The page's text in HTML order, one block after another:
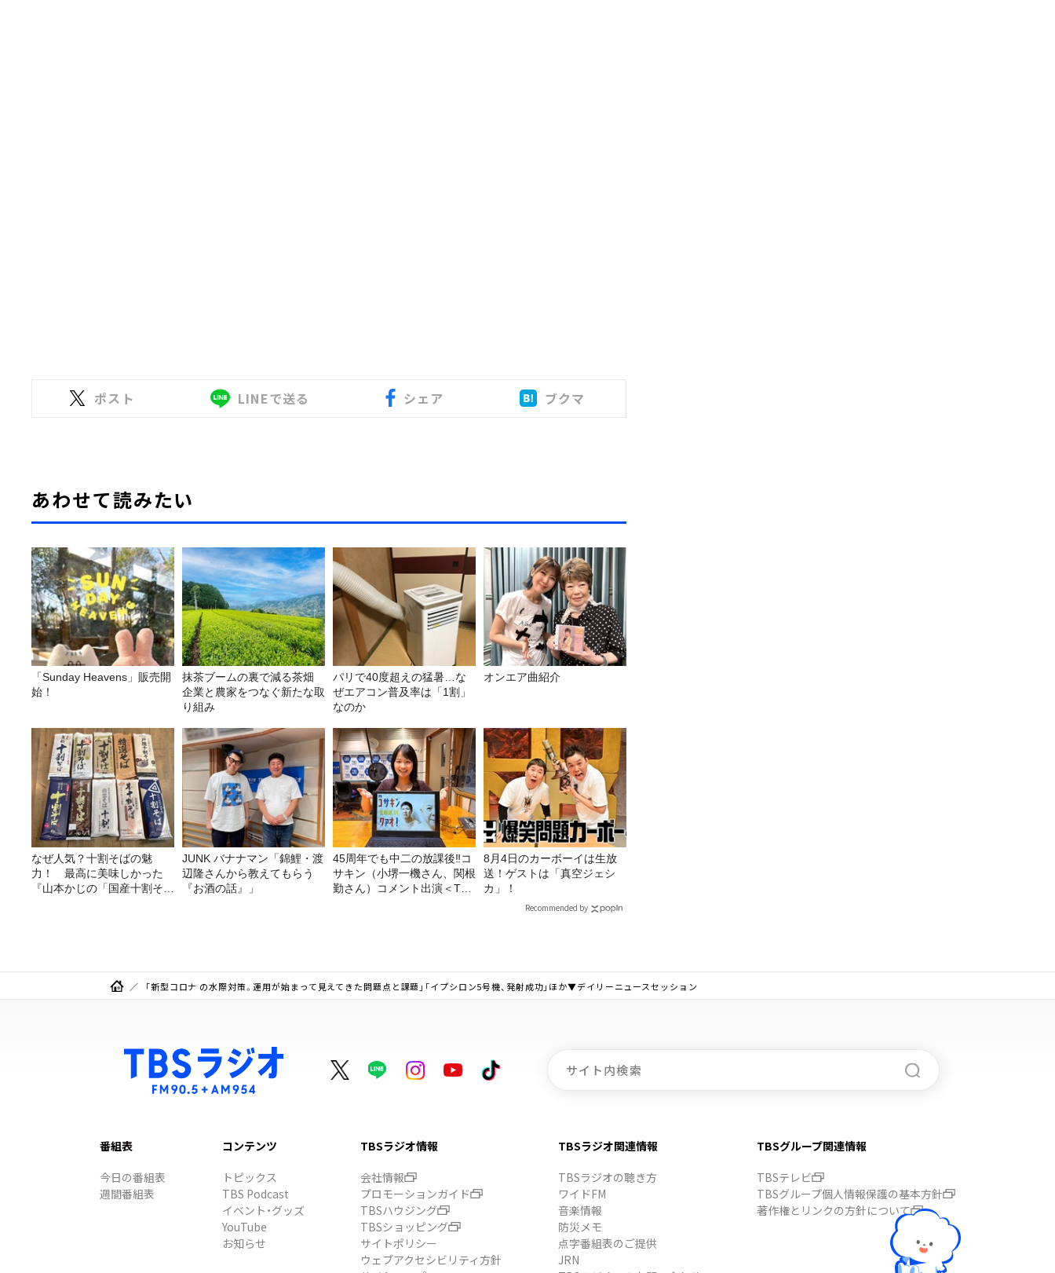
ポスト LINEで送る シェア ブクマ
あわせて読みたい
「Sunday Heavens」販売開
始！
抹茶ブームの裏で減る茶畑
企業と農家をつなぐ新たな取
り組み
パリで40度超えの猛暑…な
ぜエアコン普及率は「1割」
なのか
オンエア曲紹介
なぜ人気？十割そばの魅
力！ 最高に美味しかった
『山本かじの「国産十割そ
JUNK バナナマン「錦鯉・渡
辺隆さんから教えてもらう
『お酒の話』」
45周年でも中二の放課後‼コ
サキン（小堺一機さん、関根
勤さん）コメント出演＜TBS
8月4日のカーボーイは生放
送！ゲストは「真空ジェシ
カ」！
Recommended by
「新型コロナ の水際対策。運用が始まって見えてきた問題点と課題」「イプシロン5号機、発射成功」ほか▼デイリーニュースセッション
番組表
今日の番組表
週間番組表
コンテンツ
トピックス
TBS Podcast
イベント・グッズ
YouTube
お知らせ
TBSラジオ情報
会社情報
プロモーションガイド
TBSハウジング
TBSショッピング
サイトポリシー
ウェブアクセシビリティ方針
TBSラジオ関連情報
TBSラジオの聴き方
ワイドFM
音楽情報
防災メモ
点字番組表のご提供
JRN
TBSグループ関連情報
TBSテレビ
TBSグループ個人情報保護の基本方針
著作権とリンクの方針について